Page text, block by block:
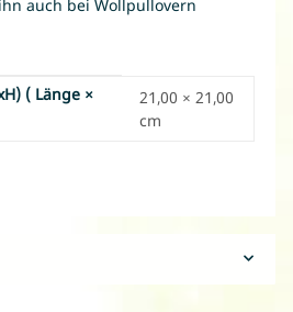
auch bei Wollpullovern
( Länge ×
21,00 × 21,00
cm